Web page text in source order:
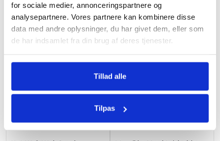
for sociale medier, annonceringspartnere og
analysepartnere. Vores partnere kan kombinere disse
data med andre oplysninger, du har givet dem, eller som
de har indsamlet fra din brug af deres tjenester.
Tillad alle
Tilpas
i
s
t
f
h
p